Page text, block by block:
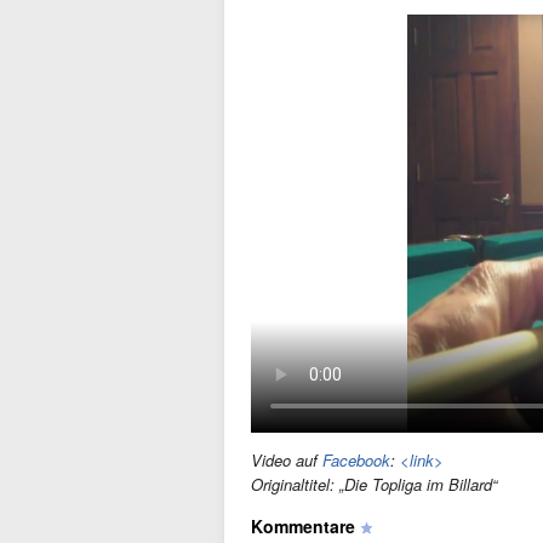
Video aufFacebook: <link>
Originaltitel: „Die Topliga im Billard“
Kommentare